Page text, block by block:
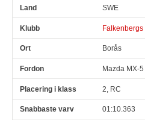
SWE
Falkenbergs
Borås
Mazda MX-5
2, RC
01:10.363